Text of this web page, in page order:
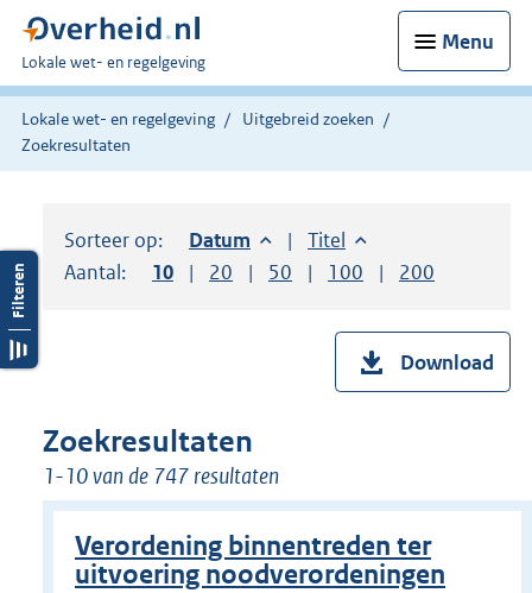
Menu
U
bent
hier:
Lokale wet- en regelgeving
Lokale wet- en regelgeving
Uitgebreid zoeken
Zoekresultaten
Sorteer op: Sorteer op:
Datum aflopendSorteer op:
Titel oplopend
Aantal:
Toon
10 resultaten per pagina
Toon
20 resultaten per pagina
Toon
50 resultaten per pagina
Toon
100 resultaten per
Toon
200
Download
Zoekresultaten
1-10 van de 747 resultaten
Verordening binnentreden ter
uitvoering noodverordeningen